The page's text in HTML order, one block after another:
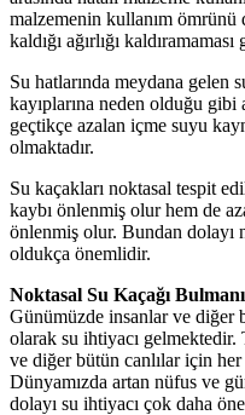
malzemenin kullanım ömrünü
kaldığı ağırlığı
Su hatlarında meydana gelen
kayıplarına neden olduğu
geçtikçe azalan içme suyu
olmaktadır.
Su kaçakları noktasal tespit
kaybı önlenmiş olur hem de
önlenmiş olur. Bundan dolayı
oldukça önemlidir.
Noktasal Su Kaçağı
Günümüzde insanlar ve diğer
olarak su ihtiyacı gelmektedir.
ve diğer bütün canlılar için
Dünyamızda artan nüfus ve
dolayı su ihtiyacı çok daha